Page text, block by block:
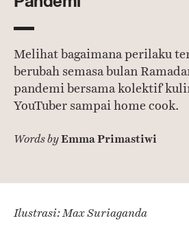
Melihat bagaimana perilaku
berubah semasa bulan
pandemi bersama kolektif
YouTuber sampai home cook.
Words byEmma Primastiwi
Ilustrasi: Max Suriaganda